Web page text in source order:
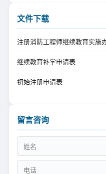
文件下载
注册消防工程师继续教育实施
继续教育补学申请表
初始注册申请表
留言咨询